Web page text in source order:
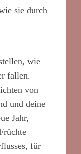
sie durch
wie
fallen.
von
und deine
Jahr,
für